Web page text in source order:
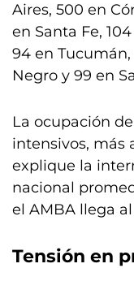
Aires, 500 en
en Santa Fe,
94 en
Negro y 99 en
La ocupación
intensivos, más
explique la
nacional
el AMBA llega al
Tensión en